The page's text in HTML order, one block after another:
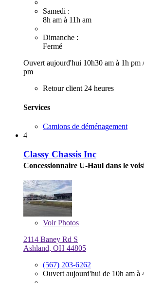
Samedi :
8h am à 11h am
Dimanche :
Fermé
Ouvert aujourd'hui 10h30 am à 1h pm
pm
Retour client 24 heures
Services
Camions de déménagement
4
Classy Chassis Inc
Concessionnaire U-Haul dans le
VoirPhotos
2114 Baney Rd S
Ashland, OH 44805
(567) 203-6262
Ouvert aujourd'hui de 10h am à